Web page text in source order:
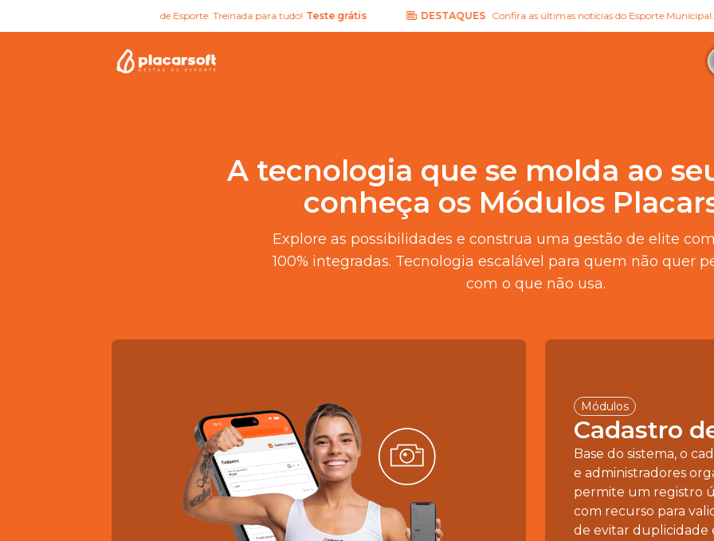
IA gratuita para Secretários de Esporte. Treinada para tudo! Teste grátis DESTAQUES Confira as últimas notícias do Esporte Municipal.
A tecnologia que se molda ao
conheça os Módulos
Explore as possibilidades e construa uma gestão de elite
100% integradas. Tecnologia escalável para quem não quer
com o que não usa.
Módulos
Cadastro
Base do sistema, o
e administradores
permite um registro
com recurso para
de evitar duplicidade